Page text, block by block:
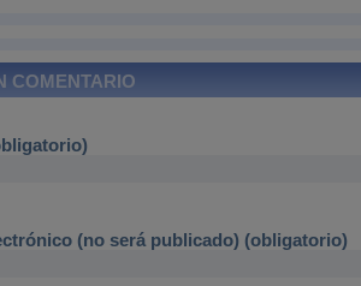
COMENTARIO
(no será publicado) (obligatorio)